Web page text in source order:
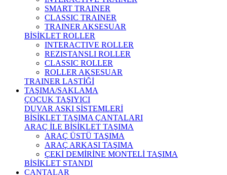
SMART TRAINER
CLASSIC TRAINER
TRAINER AKSESUAR
BİSİKLET ROLLER
INTERACTIVE ROLLER
REZISTANSLI ROLLER
CLASSIC ROLLER
ROLLER AKSESUAR
TRAINER LASTİĞİ
TAŞIMA/SAKLAMA
ÇOCUK TAŞIYICI
DUVAR ASKI SİSTEMLERİ
BİSİKLET TAŞIMA ÇANTALARI
ARAÇ İLE BİSİKLET TAŞIMA
ARAÇ ÜSTÜ TAŞIMA
ARAÇ ARKASI TAŞIMA
ÇEKİ DEMİRİNE MONTELİ TAŞIMA
BİSİKLET STANDI
ÇANTALAR